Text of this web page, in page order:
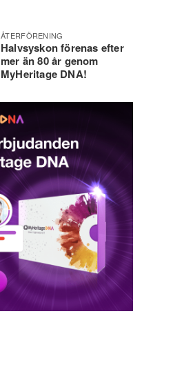
ÅTERFÖRENING
Halvsyskon förenas efter
mer än 80 år genom
MyHeritage DNA!